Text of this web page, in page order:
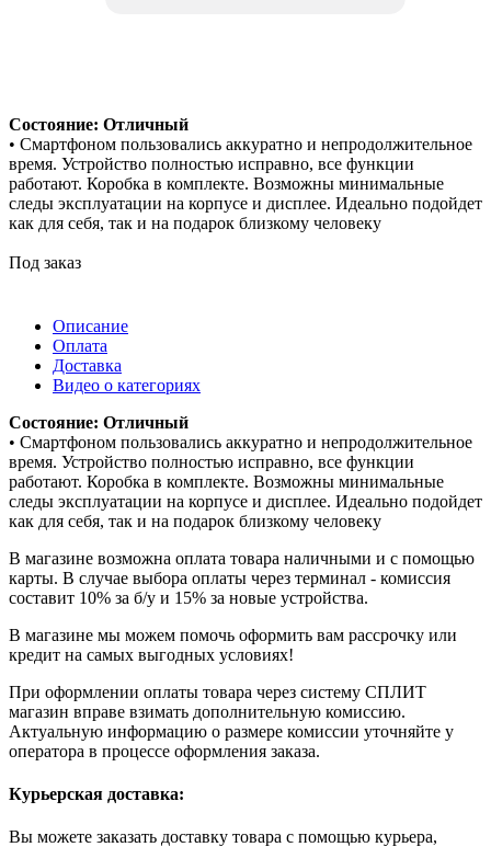
Состояние: Отличный
• Смартфоном пользовались аккуратно и непродолжительное
время. Устройство полностью исправно, все функции
работают. Коробка в комплекте. Возможны минимальные
следы эксплуатации на корпусе и дисплее. Идеально подойдет
как для себя, так и на подарок близкому человеку
Под заказ
Описание
Оплата
Доставка
Видео о категориях
Состояние: Отличный
• Смартфоном пользовались аккуратно и непродолжительное
время. Устройство полностью исправно, все функции
работают. Коробка в комплекте. Возможны минимальные
следы эксплуатации на корпусе и дисплее. Идеально подойдет
как для себя, так и на подарок близкому человеку
В магазине возможна оплата товара наличными и с помощью
карты. В случае выбора оплаты через терминал - комиссия
составит 10% за б/у и 15% за новые устройства.
В магазине мы можем помочь оформить вам рассрочку или
кредит на самых выгодных условиях!
При оформлении оплаты товара через систему СПЛИТ
магазин вправе взимать дополнительную комиссию.
Актуальную информацию о размере комиссии уточняйте у
оператора в процессе оформления заказа.
Курьерская доставка:
Вы можете заказать доставку товара с помощью курьера,